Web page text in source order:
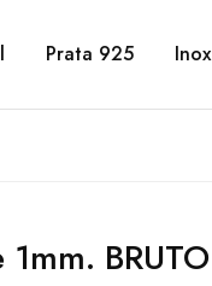
Prata 925 Inox
BRUTO